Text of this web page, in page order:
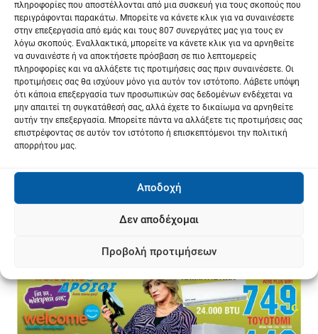
πληροφορίες που αποστέλλονται από μια συσκευή για τους σκοπούς που
περιγράφονται παρακάτω. Μπορείτε να κάνετε κλικ για να συναινέσετε
στην επεξεργασία από εμάς και τους 807 συνεργάτες μας για τους εν
λόγω σκοπούς. Εναλλακτικά, μπορείτε να κάνετε κλικ για να αρνηθείτε
να συναινέστε ή να αποκτήσετε πρόσβαση σε πιο λεπτομερείς
πληροφορίες και να αλλάξετε τις προτιμήσεις σας πριν συναινέσετε. Οι
προτιμήσεις σας θα ισχύουν μόνο για αυτόν τον ιστότοπο. Λάβετε υπόψη
ότι κάποια επεξεργασία των προσωπικών σας δεδομένων ενδέχεται να
μην απαιτεί τη συγκατάθεσή σας, αλλά έχετε το δικαίωμα να αρνηθείτε
αυτήν την επεξεργασία. Μπορείτε πάντα να αλλάξετε τις προτιμήσεις σας
επιστρέφοντας σε αυτόν τον ιστότοπο ή επισκεπτόμενοι την πολιτική
απορρήτου μας.
Αποδοχή
Δεν αποδέχομαι
Προβολή προτιμήσεων